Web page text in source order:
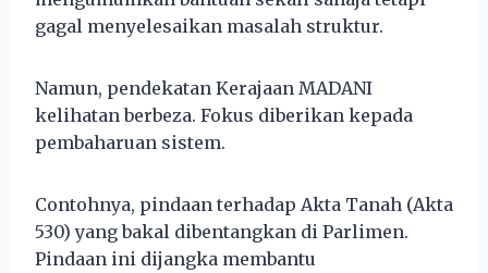
gagal menyelesaikan masalah struktur.
Namun, pendekatan Kerajaan MADANI
kelihatan berbeza. Fokus diberikan kepada
pembaharuan sistem.
Contohnya, pindaan terhadap Akta Tanah (Akta
530) yang bakal dibentangkan di Parlimen.
Pindaan ini dijangka membantu